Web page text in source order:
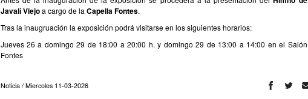
Javalí Viejoa cargo de la Capella Fontes.
Tras la inaugruación la exposición podrá visitarse en los siguientes horarios:
Jueves 26 a domingo 29 de 18:00 a 20:00 h. y domingo 29 de 13:00 a 14:00 en el Salón
Fontes
Noticia / Miercoles 11-03-2026